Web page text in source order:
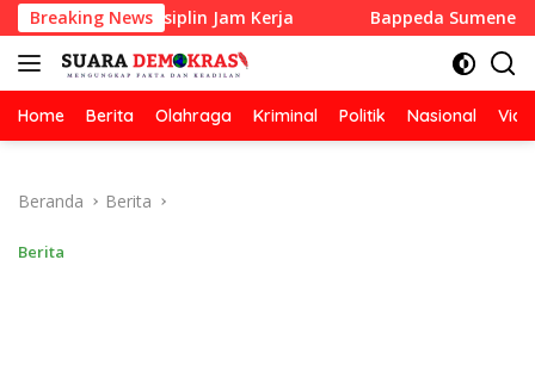
Langsung
ke
konten
Breaking News
Disiplin Jam Kerja Bappeda Sumenep Perkuat
Home Berita Olahraga Kriminal Politik Nasional
Beranda Berita
Berita